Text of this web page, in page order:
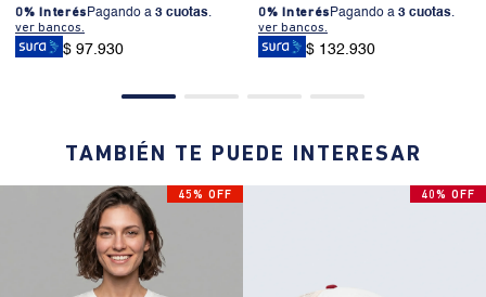
0% Interés Pagando a 3 cuotas.
ver bancos.
$ 97.930
0% Interés Pagando a 3 cuotas.
ver bancos.
$ 132.930
TAMBIÉN TE PUEDE INTERESAR
45% OFF 40% OFF